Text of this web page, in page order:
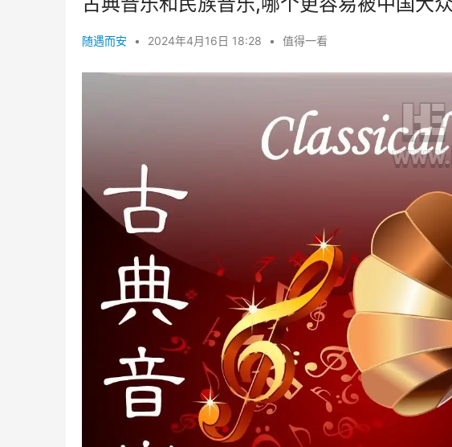
随遇而安 • 2024年4月16日 18:28 • 值得一看